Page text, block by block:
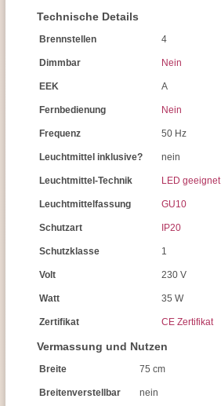
Technische Details
Brennstellen 4
Dimmbar Nein
EEK A
Fernbedienung Nein
Frequenz 50 Hz
Leuchtmittel inklusive? nein
Leuchtmittel-Technik LED geeignet
Leuchtmittelfassung GU10
Schutzart IP20
Schutzklasse 1
Volt 230 V
Watt 35 W
Zertifikat CE Zertifikat
Vermassung und Nutzen
Breite 75 cm
Breitenverstellbar nein